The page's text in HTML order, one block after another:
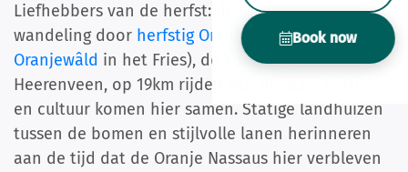
Book now
Liefhebbers van de herfst: dit is genieten. Een
wandeling door herfstig Oranjewoud (It
Oranjewâld in het Fries), de koninklijke bossen bij
Heerenveen, op 19km rijden van Jirnsum. Natuur
en cultuur komen hier samen. Statige landhuizen
tussen de bomen en stijlvolle lanen herinneren
aan de tijd dat de Oranje Nassaus hier verbleven